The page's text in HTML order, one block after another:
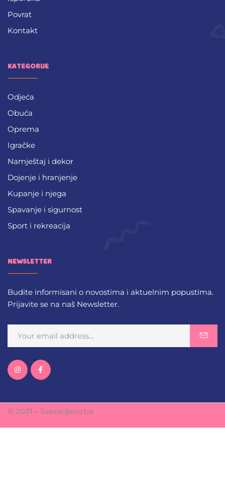
Povrat
Kontakt
KATEGORIJE
Odjeća
Obuća
Oprema
Igračke
Namještaj i dekor
Dojenje i hranjenje
Kupanje i njega
Spavanje i sigurnost
Sport i rekreacija
NEWSLETTER
Budite informisani o novostima i aktuelnim popustima.
Prijavite se na naš Newsletter.
© 2021 – Svezadjecu.ba